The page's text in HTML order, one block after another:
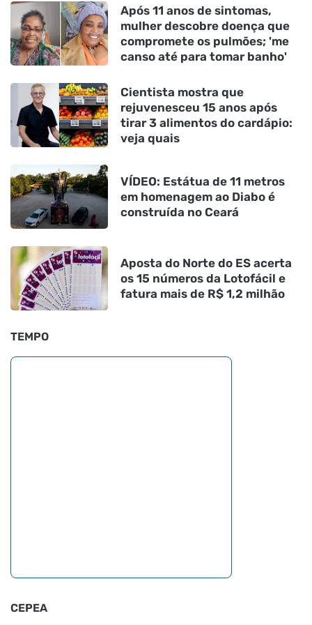
Após 11 anos de sintomas,
mulher descobre doença que
compromete os pulmões; 'me
canso até para tomar banho'
Cientista mostra que
rejuvenesceu 15 anos após
tirar 3 alimentos do cardápio:
veja quais
VÍDEO: Estátua de 11 metros
em homenagem ao Diabo é
construída no Ceará
Aposta do Norte do ES acerta
os 15 números da Lotofácil e
fatura mais de R$ 1,2 milhão
TEMPO
CEPEA